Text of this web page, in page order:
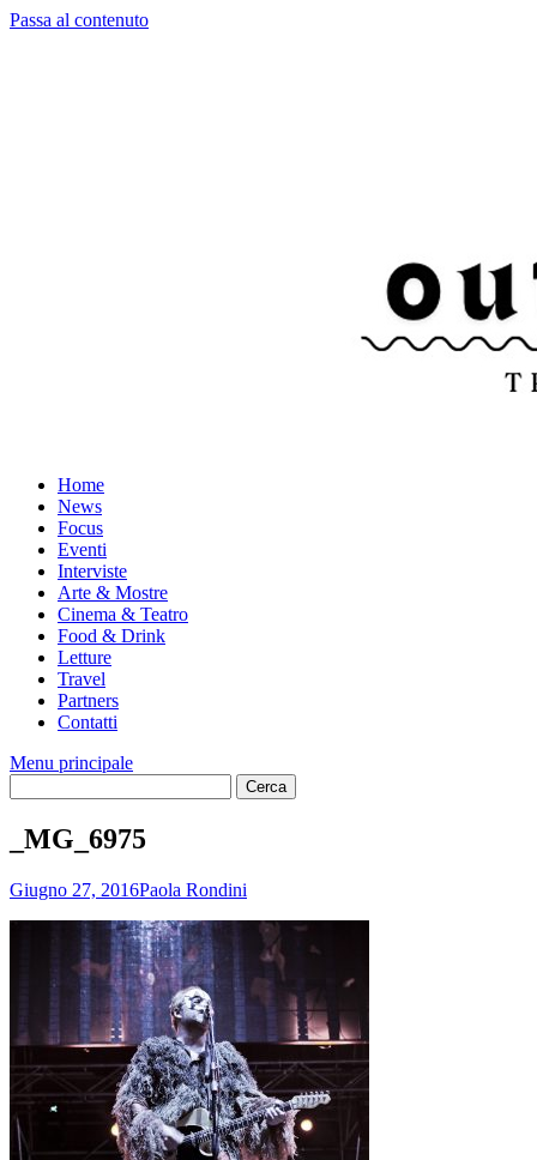
Passa al contenuto
Home
News
Focus
Eventi
Interviste
Arte & Mostre
Cinema & Teatro
Food & Drink
Letture
Travel
Partners
Contatti
Menu principale
_MG_6975
Giugno 27, 2016Paola Rondini